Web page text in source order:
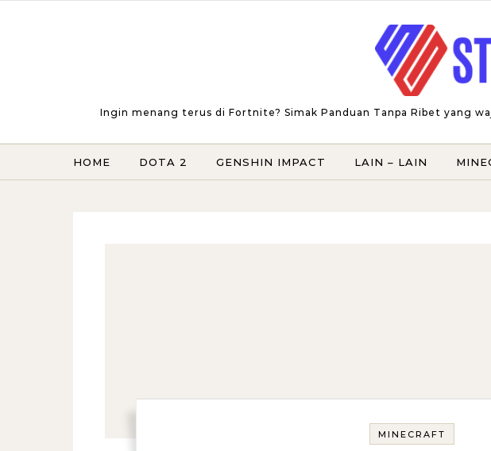
Ingin menang terus di Fortnite? Simak Panduan Tanpa Ribet yang
HOME DOTA 2 GENSHIN IMPACT LAIN – LAIN
MINECRAFT